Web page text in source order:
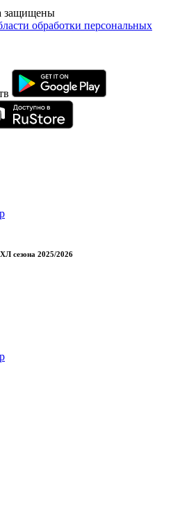
защищены
обработки персональных
сезона 2025/2026